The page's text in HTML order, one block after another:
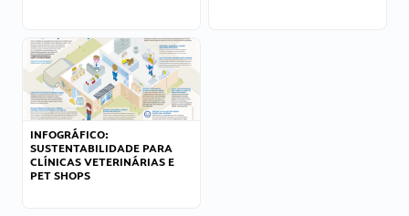
INFOGRÁFICO:
SUSTENTABILIDADE PARA
CLÍNICAS VETERINÁRIAS E
PET SHOPS